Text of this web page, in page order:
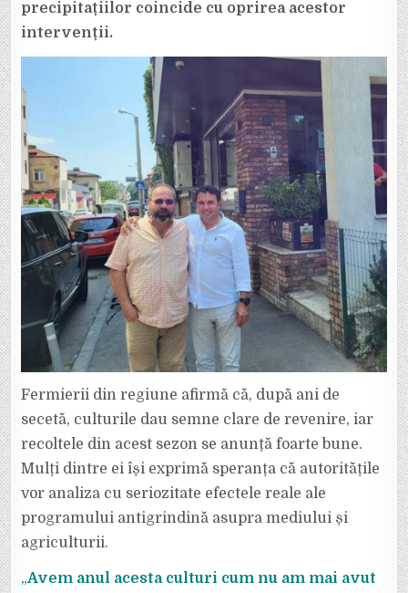
precipitațiilor coincide cu oprirea acestor
intervenții.
Fermierii din regiune afirmă că, după ani de
secetă, culturile dau semne clare de revenire, iar
recoltele din acest sezon se anunță foarte bune.
Mulți dintre ei își exprimă speranța că autoritățile
vor analiza cu seriozitate efectele reale ale
programului antigrindină asupra mediului și
agriculturii.
„Avem anul acesta culturi cum nu am mai avut